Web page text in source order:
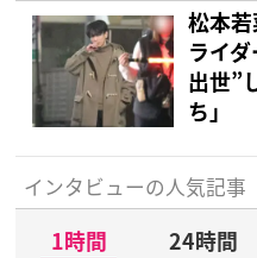
松本
ライ
出世”
ち」
インタビューの人気記事
1時間 24時間